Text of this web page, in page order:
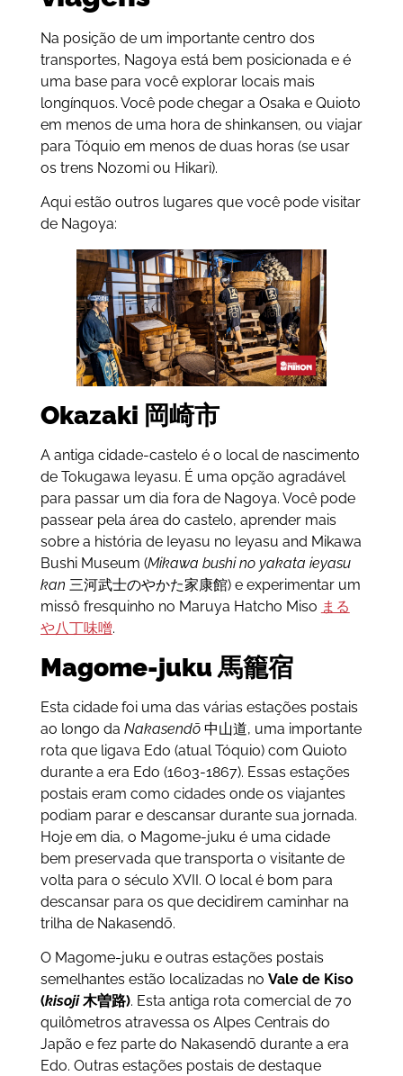
Na posição de um importante centro dos
transportes, Nagoya está bem posicionada e é
uma base para você explorar locais mais
longínquos. Você pode chegar a Osaka e Quioto
em menos de uma hora de shinkansen, ou viajar
para Tóquio em menos de duas horas (se usar
os trens Nozomi ou Hikari).
Aqui estão outros lugares que você pode visitar
de Nagoya:
Okazaki 岡崎市
A antiga cidade-castelo é o local de nascimento
de Tokugawa Ieyasu. É uma opção agradável
para passar um dia fora de Nagoya. Você pode
passear pela área do castelo, aprender mais
sobre a história de Ieyasu no Ieyasu and Mikawa
Bushi Museum (Mikawa bushi no yakata ieyasu
kan 三河武士のやかた家康館) e experimentar um
missô fresquinho no Maruya Hatcho Miso まる
や八丁味噌.
Magome-juku 馬籠宿
Esta cidade foi uma das várias estações postais
ao longo da Nakasendō中山道, uma importante
rota que ligava Edo (atual Tóquio) com Quioto
durante a era Edo (1603-1867). Essas estações
postais eram como cidades onde os viajantes
podiam parar e descansar durante sua jornada.
Hoje em dia, o Magome-juku é uma cidade
bem preservada que transporta o visitante de
volta para o século XVII. O local é bom para
descansar para os que decidirem caminhar na
trilha de Nakasendō.
O Magome-juku e outras estações postais
semelhantes estão localizadas no Vale de Kiso
(kisoji 木曽路). Esta antiga rota comercial de 70
quilômetros atravessa os Alpes Centrais do
Japão e fez parte do Nakasendō durante a era
Edo. Outras estações postais de destaque